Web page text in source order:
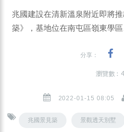
兆國建設在清新溫泉附近即將
築》，基地位在南屯區嶺東學
分享：
瀏覽數 :
2022-01-15 08:05
兆國景見築 景觀透天別墅